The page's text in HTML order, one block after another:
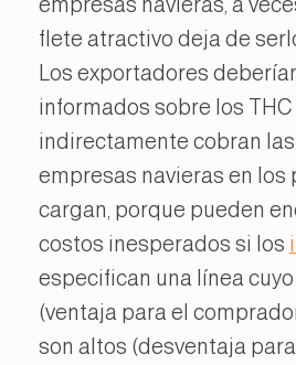
flete atractivo deja de
Los exportadores
informados sobre los
indirectamente cobran
empresas navieras en los
cargan, porque pueden
costos inesperados si los
especifican una línea
(ventaja para el
son altos (desventaja